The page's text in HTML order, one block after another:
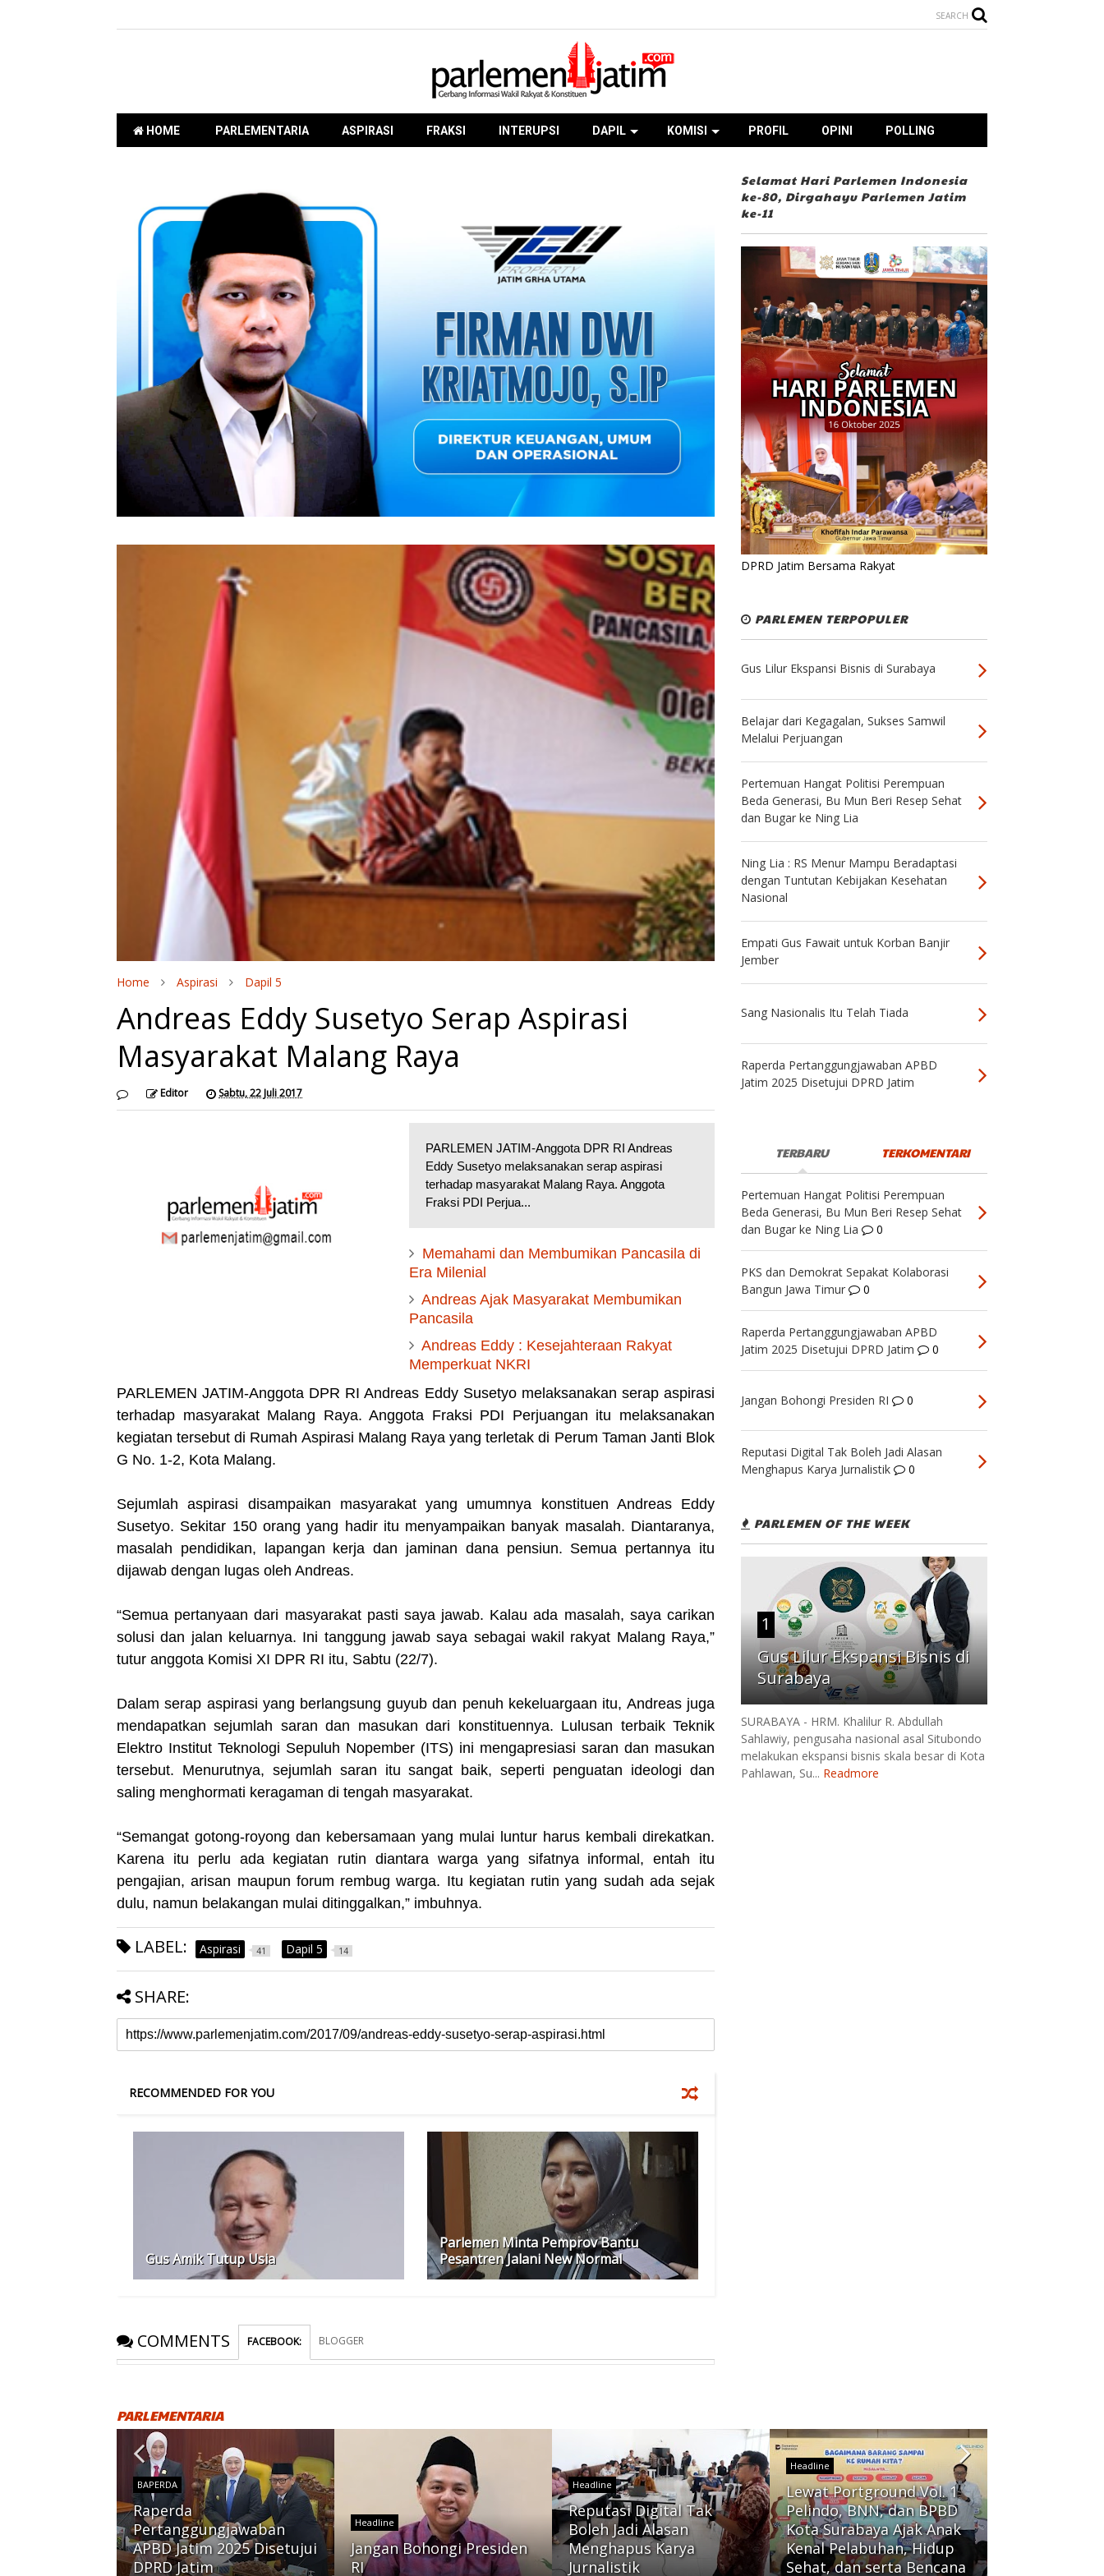
SEARCH
HOME PARLEMENTARIA ASPIRASI FRAKSI INTERUPSI DAPIL KOMISI PROFIL OPINI POLLING
Home Aspirasi Dapil 5
Andreas Eddy Susetyo Serap Aspirasi
Masyarakat Malang Raya
Editor Sabtu, 22 Juli 2017
PARLEMEN JATIM-Anggota DPR RI Andreas
Eddy Susetyo melaksanakan serap aspirasi
terhadap masyarakat Malang Raya. Anggota
Fraksi PDI Perjua...
Memahami dan Membumikan Pancasila di
Era Milenial
Andreas Ajak Masyarakat Membumikan
Pancasila
Andreas Eddy : Kesejahteraan Rakyat
Memperkuat NKRI
PARLEMEN JATIM-Anggota DPR RI Andreas Eddy Susetyo melaksanakan serap aspirasi
terhadap masyarakat Malang Raya. Anggota Fraksi PDI Perjuangan itu melaksanakan
kegiatan tersebut di Rumah Aspirasi Malang Raya yang terletak di Perum Taman Janti Blok
G No. 1-2, Kota Malang.
Sejumlah aspirasi disampaikan masyarakat yang umumnya konstituen Andreas Eddy
Susetyo. Sekitar 150 orang yang hadir itu menyampaikan banyak masalah. Diantaranya,
masalah pendidikan, lapangan kerja dan jaminan dana pensiun. Semua pertannya itu
dijawab dengan lugas oleh Andreas.
“Semua pertanyaan dari masyarakat pasti saya jawab. Kalau ada masalah, saya carikan
solusi dan jalan keluarnya. Ini tanggung jawab saya sebagai wakil rakyat Malang Raya,”
tutur anggota Komisi XI DPR RI itu, Sabtu (22/7).
Dalam serap aspirasi yang berlangsung guyub dan penuh kekeluargaan itu, Andreas juga
mendapatkan sejumlah saran dan masukan dari konstituennya. Lulusan terbaik Teknik
Elektro Institut Teknologi Sepuluh Nopember (ITS) ini mengapresiasi saran dan masukan
tersebut. Menurutnya, sejumlah saran itu sangat baik, seperti penguatan ideologi dan
saling menghormati keragaman di tengah masyarakat.
“Semangat gotong-royong dan kebersamaan yang mulai luntur harus kembali direkatkan.
Karena itu perlu ada kegiatan rutin diantara warga yang sifatnya informal, entah itu
pengajian, arisan maupun forum rembug warga. Itu kegiatan rutin yang sudah ada sejak
dulu, namun belakangan mulai ditinggalkan,” imbuhnya.
LABEL: Aspirasi 41 Dapil 5 14
SHARE:
RECOMMENDED FOR YOU
Gus Amik Tutup Usia
Parlemen Minta Pemprov Bantu
Pesantren Jalani New Normal
COMMENTS FACEBOOK: BLOGGER
Selamat Hari Parlemen Indonesia
ke-80, Dirgahayu Parlemen Jatim
ke-11
DPRD Jatim Bersama Rakyat
PARLEMEN TERPOPULER
Gus Lilur Ekspansi Bisnis di Surabaya
Belajar dari Kegagalan, Sukses Samwil
Melalui Perjuangan
Pertemuan Hangat Politisi Perempuan
Beda Generasi, Bu Mun Beri Resep Sehat
dan Bugar ke Ning Lia
Ning Lia : RS Menur Mampu Beradaptasi
dengan Tuntutan Kebijakan Kesehatan
Nasional
Empati Gus Fawait untuk Korban Banjir
Jember
Sang Nasionalis Itu Telah Tiada
Raperda Pertanggungjawaban APBD
Jatim 2025 Disetujui DPRD Jatim
TERBARU TERKOMENTARI
Pertemuan Hangat Politisi Perempuan
Beda Generasi, Bu Mun Beri Resep Sehat
dan Bugar ke Ning Lia
0
PKS dan Demokrat Sepakat Kolaborasi
Bangun Jawa Timur
0
Raperda Pertanggungjawaban APBD
Jatim 2025 Disetujui DPRD Jatim
0
Jangan Bohongi Presiden RI 0
Reputasi Digital Tak Boleh Jadi Alasan
Menghapus Karya Jurnalistik
0
PARLEMEN OF THE WEEK
1
Gus Lilur Ekspansi Bisnis di
Surabaya
SURABAYA - HRM. Khalilur R. Abdullah
Sahlawiy, pengusaha nasional asal Situbondo
melakukan ekspansi bisnis skala besar di Kota
Pahlawan, Su... Readmore
PARLEMENTARIA
BAPERDA
Raperda
Pertanggungjawaban
APBD Jatim 2025 Disetujui
DPRD Jatim
Headline
Jangan Bohongi Presiden
RI
Headline
Reputasi Digital Tak
Boleh Jadi Alasan
Menghapus Karya
Jurnalistik
Headline
Lewat Portground Vol. 1
Pelindo, BNN, dan BPBD
Kota Surabaya Ajak Anak
Kenal Pelabuhan, Hidup
Sehat, dan serta Bencana